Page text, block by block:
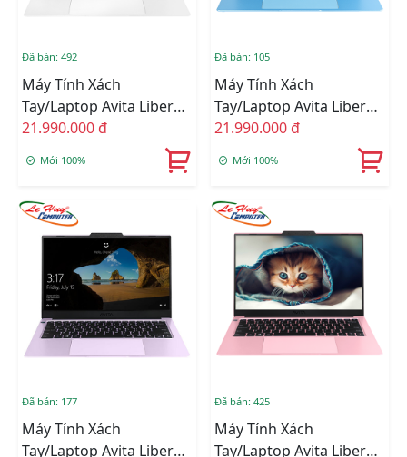
Đã bán: 492
Máy Tính Xách
Tay/Laptop Avita Liber
V14 NS14A8VNR571-
10510U/8GB/1TB SSD/14
21.990.000 đ
Mới 100%
Đã bán: 105
Máy Tính Xách
Tay/Laptop Avita Liber
V14 NS14A8VNR571-ABB
SSD/14 FHD/Win10/Blue)
21.990.000 đ
Mới 100%
Đã bán: 177
Máy Tính Xách
Tay/Laptop Avita Liber
Đã bán: 425
Máy Tính Xách
Tay/Laptop Avita Liber